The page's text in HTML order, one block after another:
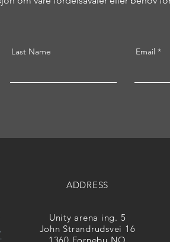
Last Name
Email
ADDRESS
Unity arena ing. 5
John Strandrudsvei 16